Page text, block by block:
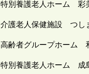
特別養護老人ホーム 彩
介護老人保健施設 つし
高齢者グループホーム
特別養護老人ホーム 成